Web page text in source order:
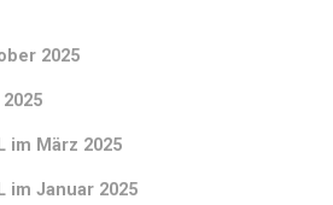
2025
im März 2025
im Januar 2025